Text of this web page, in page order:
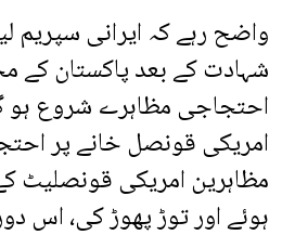
واضح رہے کہ ایرانی سپریم
شہادت کے بعد پاکستان کے
احتجاجی مظاہرے شروع ہو
امریکی قونصل خانے پر
مظاہرین امریکی قونصلیٹ